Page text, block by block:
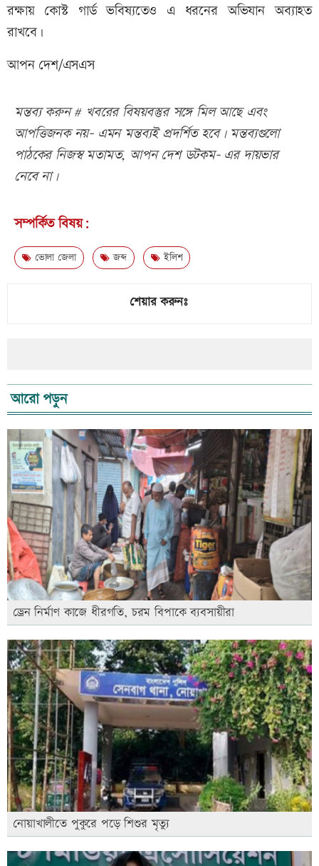
রক্ষায় কোস্ট গার্ড ভবিষ্যতেও এ ধরনের অভিযান অব্যাহত
রাখবে।
আপন দেশ/এসএস
মন্তব্য করুন # খবরের বিষয়বস্তুর সঙ্গে মিল আছে এবং
আপত্তিজনক নয়- এমন মন্তব্যই প্রদর্শিত হবে। মন্তব্যগুলো
পাঠকের নিজস্ব মতামত, আপন দেশ ডটকম- এর দায়ভার
নেবে না।
সম্পর্কিত বিষয়:
ভোলা জেলা জব্দ ইলিশ
শেয়ার করুনঃ
আরো পড়ুন
ড্রেন নির্মাণ কাজে ধীরগতি, চরম বিপাকে ব্যবসায়ীরা
নোয়াখালীতে পুকুরে পড়ে শিশুর মৃত্যু